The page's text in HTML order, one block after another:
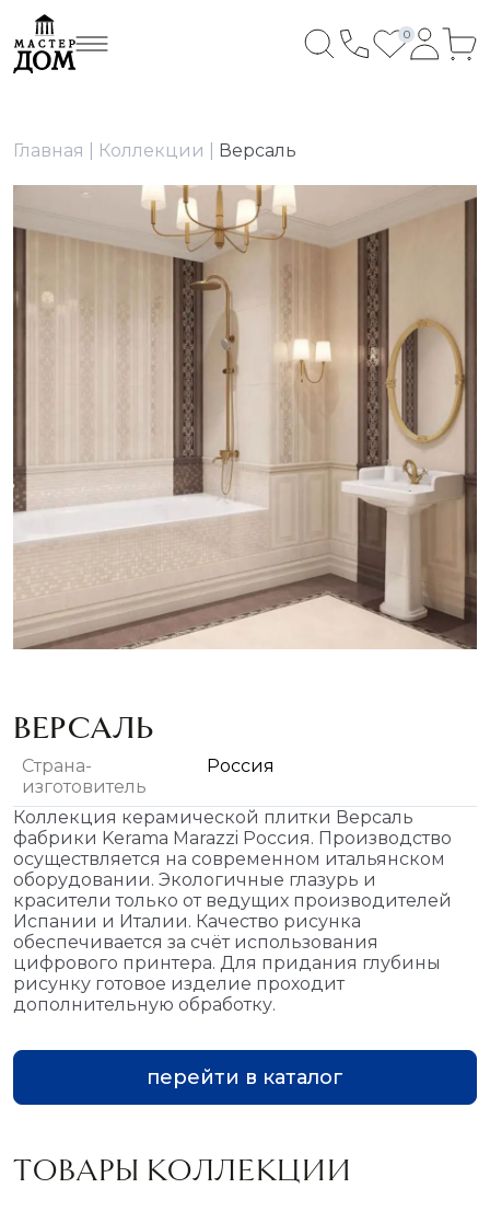
0
Главная Коллекции Версаль
ВЕРСАЛЬ
Страна-
изготовитель
Россия
Коллекция керамической плитки Версаль
фабрики Kerama Marazzi Россия. Производство
осуществляется на современном итальянском
оборудовании. Экологичные глазурь и
красители только от ведущих производителей
Испании и Италии. Качество рисунка
обеспечивается за счёт использования
цифрового принтера. Для придания глубины
рисунку готовое изделие проходит
дополнительную обработку.
перейти в каталог
ТОВАРЫ КОЛЛЕКЦИИ